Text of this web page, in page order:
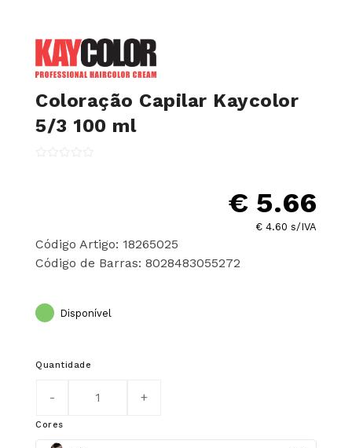
Coloração Capilar Kaycolor
5/3 100 ml
€ 5.66
€ 4.60 s/IVA
Código Artigo: 18265025
Código de Barras: 8028483055272
Disponível
Quantidade
Cores